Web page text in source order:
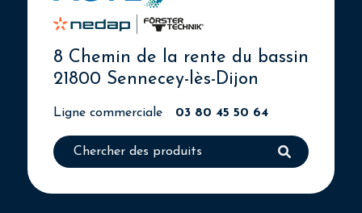
8 Chemin de la rente du bassin
21800 Sennecey-lès-Dijon
Ligne commerciale 03 80 45 50 64